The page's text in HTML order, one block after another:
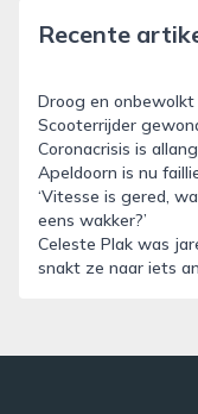
Recente
Droog en
Scooterrijder
Coronacrisis is
Apeldoorn is nu
‘Vitesse is gered,
eens wakker?’
Celeste Plak was
snakt ze naar iets